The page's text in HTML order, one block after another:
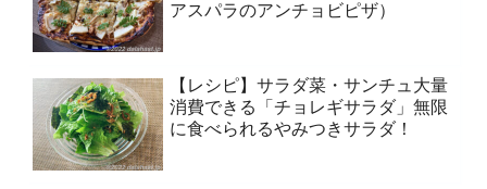
アスパラのアンチョビピザ）
【レシピ】サラダ菜・サンチュ大量
消費できる「チョレギサラダ」無限
に食べられるやみつきサラダ！